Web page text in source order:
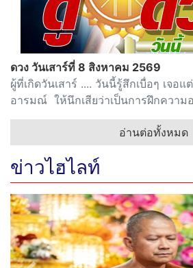
ดวง วันเสาร์ที่ 8 สิงหาคม 2569
ผู้ที่เกิดวันเสาร์ .... วันนี้รู้สึกเบื่อๆ เจอ
อารมณ์ ให้นึกเสียว่าเป็นการฝึกความอ
อ่านต่อทั้งหมด
ข่าวไฮไลท์